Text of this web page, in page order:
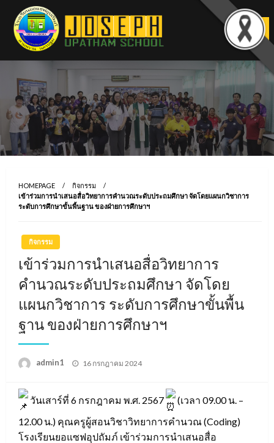
content
HOMEPAGE
กิจกรรม
เข้าร่วมการนำเสนอสื่อวิทยาการคำนวณระดับประถมศึกษา จัดโดยแผนกวิชาการ
ระดับการศึกษาขั้นพื้นฐาน ของฝ่ายการศึกษาฯ
กิจกรรม
เข้าร่วมการนำเสนอสื่อวิทยาการ
คำนวณระดับประถมศึกษา จัดโดย
แผนกวิชาการ ระดับการศึกษาขั้นพื้น
ฐาน ของฝ่ายการศึกษาฯ
admin1
Posted
16 กรกฎาคม 2024
วันเสาร์ที่ 6 กรกฎาคม พ.ศ. 2567
(เวลา 09.00 น. –
12.00 น.) คุณครูผู้สอนวิชาวิทยาการคำนวณ (Coding)
โรงเรียนยอแซฟอุปถัมภ์ เข้าร่วมการนำเสนอสื่อ